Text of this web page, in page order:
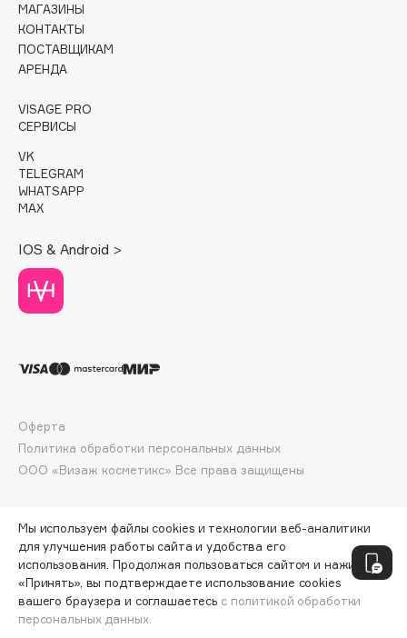
Curaprox
D
d'Alba
DARLING*
Darphin
Deonica
Dessange
Dior
Dolomit
DP Daily Perfection
Dr. Vranjes Firenze
Dr.Althea
Dr.Jart+
DSD de Luxe
Dyson
ДОБАВИТЬ В КОРЗИНУ
МАГАЗИНЫ
КОНТАКТЫ
ПОСТАВЩИКАМ
АРЕНДА
VISAGE PRO
СЕРВИСЫ
VK
TELEGRAM
WHATSAPP
MAX
IOS & Android >
ООО «Визаж косметикс» Все права защищены
Оферта
Политика обработки персональных данных
Мы используем файлы cookies и технологии веб-аналитики
для улучшения работы сайта и удобства его
использования. Продолжая пользоваться сайтом и нажимая
«Принять», вы подтверждаете использование cookies
вашего браузера и соглашаетесь с политикой обработки
персональных данных.